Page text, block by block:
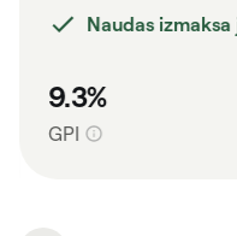
Naudas
9.3%
GPI